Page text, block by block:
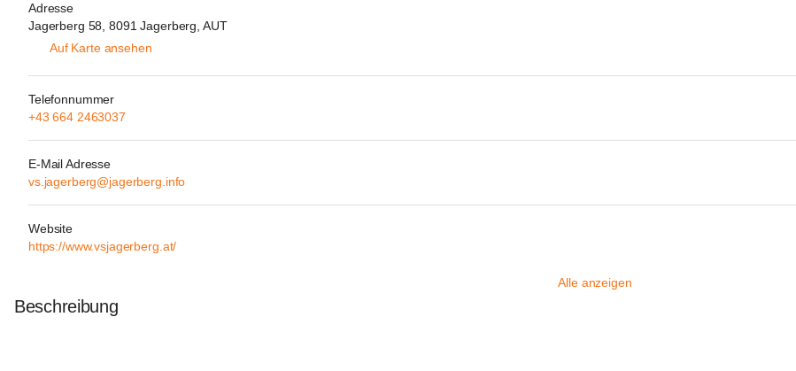
Adresse
Jagerberg 58, 8091 Jagerberg, AUT
Auf Karte ansehen
Telefonnummer
+43 664 2463037
E-Mail Adresse
vs.jagerberg@jagerberg.info
Website
https://www.vsjagerberg.at/
Alle anzeigen
Beschreibung